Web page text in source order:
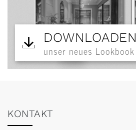
DOWNLOADEN
unser neues Lookbook
KONTAKT